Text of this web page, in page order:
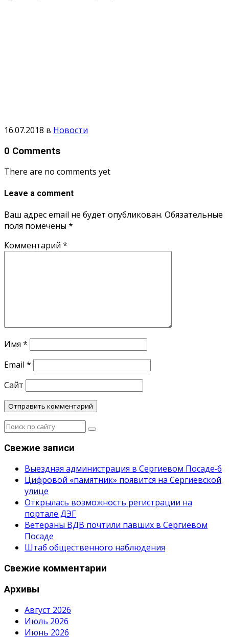
16.07.2018 в Новости
0 Comments
There are no comments yet
Leave a comment
Ваш адрес email не будет опубликован. Обязательные
поля помечены *
Комментарий *
Имя *
Email *
Сайт
Свежие записи
Выездная администрация в Сергиевом Посаде‑6
Цифровой «памятник» появится на Сергиевской
улице
Открылась возможность регистрации на
портале ДЭГ
Ветераны ВДВ почтили павших в Сергиевом
Посаде
Штаб общественного наблюдения
Свежие комментарии
Архивы
Август 2026
Июль 2026
Июнь 2026